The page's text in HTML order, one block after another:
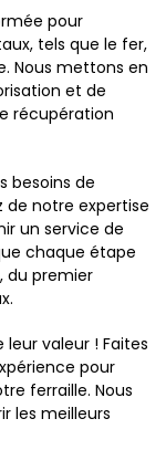
pour
tels que le fer,
Nous mettons en
et de
récupération
besoins de
de notre expertise
un service de
chaque étape
du premier
leur valeur ! Faites
pour
ferraille. Nous
les meilleurs